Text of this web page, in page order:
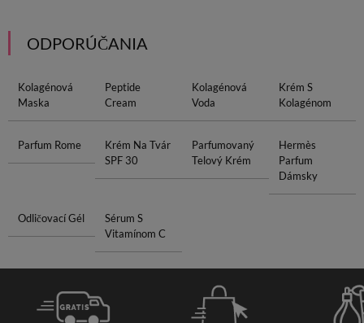
ODPORÚČANIA
Kolagénová
Maska
Peptide
Cream
Kolagénová
Voda
Krém S
Kolagénom
Parfum Rome
Krém Na Tvár
SPF 30
Parfumovaný
Telový Krém
Hermès
Parfum
Dámsky
Odličovací Gél
Sérum S
Vitamínom C